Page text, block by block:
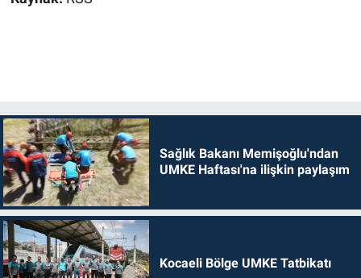
Sağlık Bakanı Memişoğlu'ndan
UMKE Haftası'na ilişkin paylaşım
Kocaeli Bölge UMKE Tatbikatı